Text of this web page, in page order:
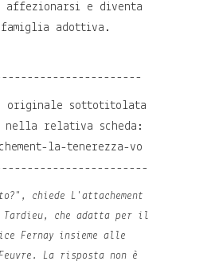
affezionarsi e diventa
adottiva.
originale sottotitolata
relativa scheda:
la-tenerezza-vo
chiede L'attachement
che adatta per il
Fernay insieme alle
La risposta non è